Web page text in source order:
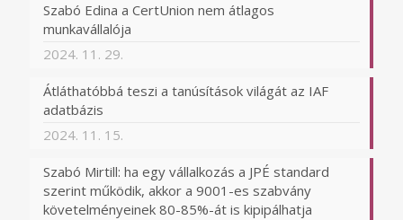
Szabó Edina a CertUnion nem átlagos
munkavállalója
2024. 11. 29.
Átláthatóbbá teszi a tanúsítások világát az IAF
adatbázis
2024. 11. 15.
Szabó Mirtill: ha egy vállalkozás a JPÉ standard
szerint működik, akkor a 9001-es szabvány
követelményeinek 80-85%-át is kipipálhatja